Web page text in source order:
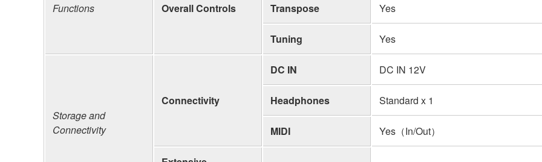
Functions Overall Controls Transpose Yes
Tuning Yes
Storage and
Connectivity
Connectivity
DC IN DC IN 12V
Headphones Standard x 1
MIDI Yes（In/Out）